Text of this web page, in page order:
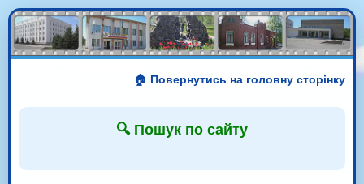
🏠 Повернутись на головну сторінку
🔍 Пошук по сайту